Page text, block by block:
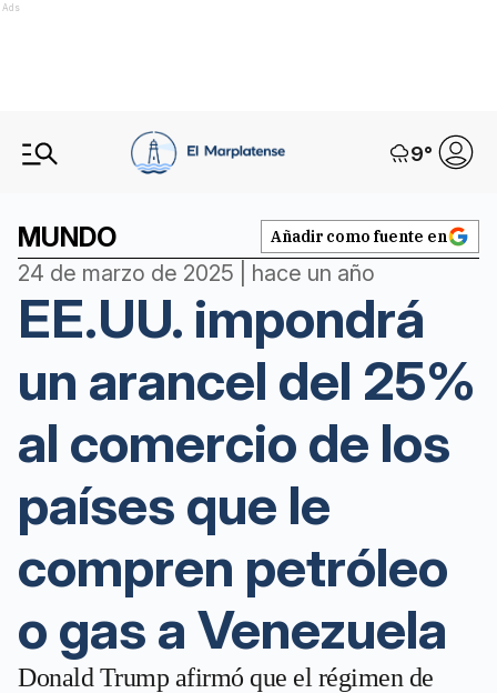
Ads
9°
MUNDO Añadir como fuente en
24 de marzo de 2025 | hace un año
EE.UU. impondrá
un arancel del 25%
al comercio de los
países que le
compren petróleo
o gas a Venezuela
Donald Trump afirmó que el régimen de